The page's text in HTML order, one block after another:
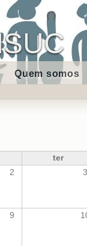
Quem somos
ter
2 3
9